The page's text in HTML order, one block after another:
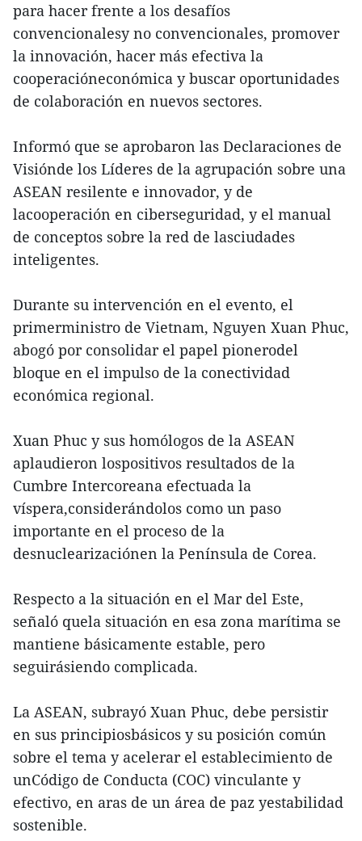
para hacer frente a los desafíos
convencionalesy no convencionales, promover
la innovación, hacer más efectiva la
cooperacióneconómica y buscar oportunidades
de colaboración en nuevos sectores.
Informó que se aprobaron las Declaraciones de
Visiónde los Líderes de la agrupación sobre una
ASEAN resilente e innovador, y de
lacooperación en ciberseguridad, y el manual
de conceptos sobre la red de lasciudades
inteligentes.
Durante su intervención en el evento, el
primerministro de Vietnam, Nguyen Xuan Phuc,
abogó por consolidar el papel pionerodel
bloque en el impulso de la conectividad
económica regional.
Xuan Phuc y sus homólogos de la ASEAN
aplaudieron lospositivos resultados de la
Cumbre Intercoreana efectuada la
víspera,considerándolos como un paso
importante en el proceso de la
desnuclearizaciónen la Península de Corea.
Respecto a la situación en el Mar del Este,
señaló quela situación en esa zona marítima se
mantiene básicamente estable, pero
seguirásiendo complicada.
La ASEAN, subrayó Xuan Phuc, debe persistir
en sus principiosbásicos y su posición común
sobre el tema y acelerar el establecimiento de
unCódigo de Conducta (COC) vinculante y
efectivo, en aras de un área de paz yestabilidad
sostenible.